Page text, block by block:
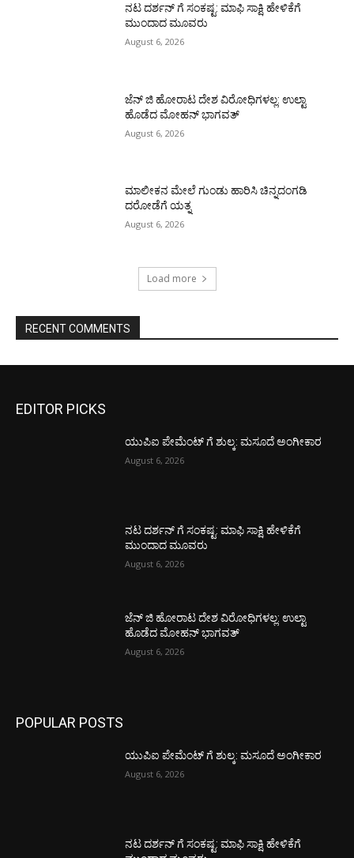
ನಟ ದರ್ಶನ್ ಗೆ ಸಂಕಷ್ಟ: ಮಾಫಿ ಸಾಕ್ಷಿ ಹೇಳಿಕೆಗೆ
ಮುಂದಾದ ಮೂವರು
August 6, 2026
ಜೆನ್ ಜಿ ಹೋರಾಟ ದೇಶ ವಿರೋಧಿಗಳಲ್ಲ: ಉಲ್ಟಾ
ಹೊಡೆದ ಮೋಹನ್ ಭಾಗವತ್
August 6, 2026
ಮಾಲೀಕನ ಮೇಲೆ ಗುಂಡು ಹಾರಿಸಿ ಚಿನ್ನದಂಗಡಿ
ದರೋಡೆಗೆ ಯತ್ನ
August 6, 2026
Load more
RECENT COMMENTS
EDITOR PICKS
ಯುಪಿಐ ಪೇಮೆಂಟ್ ಗೆ ಶುಲ್ಕ: ಮಸೂದೆ ಅಂಗೀಕಾರ
August 6, 2026
ನಟ ದರ್ಶನ್ ಗೆ ಸಂಕಷ್ಟ: ಮಾಫಿ ಸಾಕ್ಷಿ ಹೇಳಿಕೆಗೆ
ಮುಂದಾದ ಮೂವರು
August 6, 2026
ಜೆನ್ ಜಿ ಹೋರಾಟ ದೇಶ ವಿರೋಧಿಗಳಲ್ಲ: ಉಲ್ಟಾ
ಹೊಡೆದ ಮೋಹನ್ ಭಾಗವತ್
August 6, 2026
POPULAR POSTS
ಯುಪಿಐ ಪೇಮೆಂಟ್ ಗೆ ಶುಲ್ಕ: ಮಸೂದೆ ಅಂಗೀಕಾರ
August 6, 2026
ನಟ ದರ್ಶನ್ ಗೆ ಸಂಕಷ್ಟ: ಮಾಫಿ ಸಾಕ್ಷಿ ಹೇಳಿಕೆಗೆ